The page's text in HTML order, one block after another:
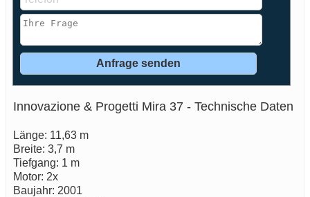
Innovazione & Progetti Mira 37 - Technische Daten
Länge: 11,63 m
Breite: 3,7 m
Tiefgang: 1 m
Motor: 2x
Baujahr: 2001